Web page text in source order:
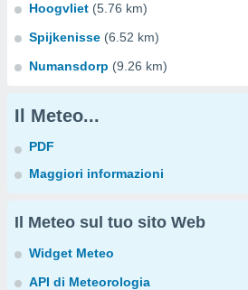
Hoogvliet (5.76 km)
Spijkenisse (6.52 km)
Numansdorp (9.26 km)
Il Meteo...
PDF
Maggiori informazioni
Il Meteo sul tuo sito Web
Widget Meteo
API di Meteorologia